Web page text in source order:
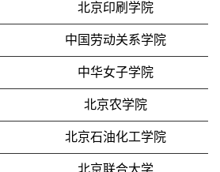
北京印刷学院
中国劳动关系学院
中华女子学院
北京农学院
北京石油化工学院
北京联合大学